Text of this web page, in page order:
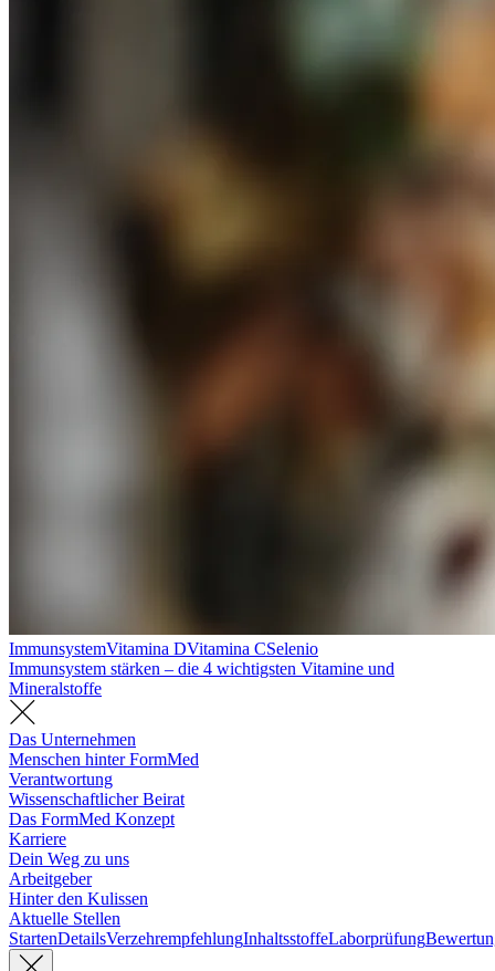
ImmunsystemVitamina DVitamina CSelenio
Immunsystem stärken – die 4 wichtigsten Vitamine und
Mineralstoffe
Das Unternehmen
Menschen hinter FormMed
Verantwortung
Wissenschaftlicher Beirat
Das FormMed Konzept
Karriere
Dein Weg zu uns
Arbeitgeber
Hinter den Kulissen
Aktuelle Stellen
StartenDetailsVerzehrempfehlungInhaltsstoffeLaborprüfung